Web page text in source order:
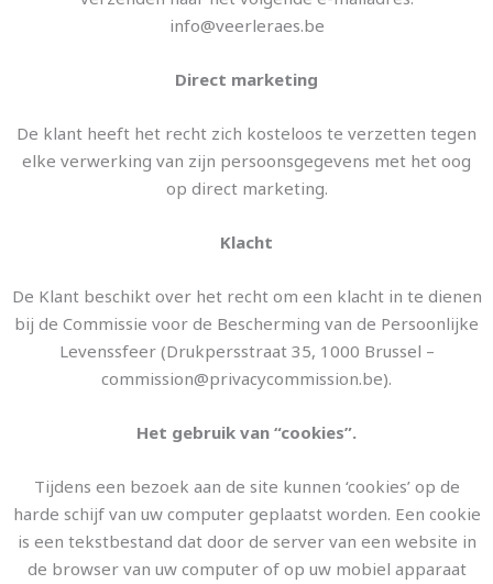
info@veerleraes.be
Direct marketing
De klant heeft het recht zich kosteloos te verzetten tegen
elke verwerking van zijn persoonsgegevens met het oog
op direct marketing.
Klacht
De Klant beschikt over het recht om een klacht in te dienen
bij de Commissie voor de Bescherming van de Persoonlijke
Levenssfeer (Drukpersstraat 35, 1000 Brussel –
commission@privacycommission.be).
Het gebruik van “cookies”.
Tijdens een bezoek aan de site kunnen ‘cookies’ op de
harde schijf van uw computer geplaatst worden. Een cookie
is een tekstbestand dat door de server van een website in
de browser van uw computer of op uw mobiel apparaat